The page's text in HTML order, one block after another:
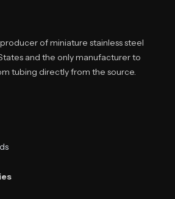
of miniature stainless steel
and the only manufacturer to
tubing directly from the source.